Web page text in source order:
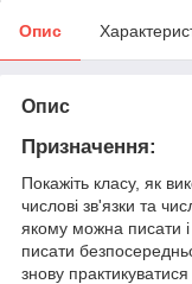
Опис
Опис
Призначення:
Покажіть класу, як
числові зв'язки та
якому можна писати і
писати
знову